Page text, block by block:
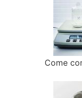
Come